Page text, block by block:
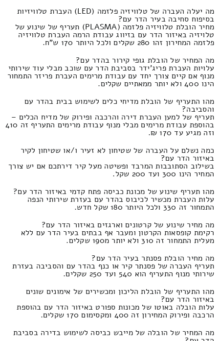
מה יעלה העברה של טלוויזיה פלזמה (LED) העברת טלוויזיות
בסיפוח סחיבה בעיר הדר עם?
מחיר הובלת טלוויזיה פלזמה (PLASMA) תעריף של שינוע של
טלויזיה באיזור הדר עם בזיווג עבודת הרמה העברת טלוויזיה
פלזמה המחירון זהו 280 שקלים ולכל היותר 170 ש"ח.
מה המחיר של הובלת גופי קירור בהדר עם?
עלויות העברת פריג'ידר בסביבת הדר עם שוכב מבלי עוד שירותי
מנוף אם קיים צורך יחד עם עבודת מרימים העברת פריזר התמחור
הינו 400 ולא יותר ממאתיים שקלים.
מהו התעריף של הובלת מדיחי כלים לשימוש בבית בהדר עם
והסביבה?
תעריף של למען העברת דירה והרכבה ופירוק של מדיח הכלים –
בהוספת עבודת מרימים מבלי מנוף עבודת מרימים התעריף זה 410
וזה מגיע עד 170 ₪.
כמה נשלם על העברה של שטיחון לא זעיר ו/או שטיחון לקיר
באיזור הדר עם?
בשילוב הסתובבות המרבד ופשיטה מעל קיר דירתכם אם יש צורך
המחיר הינו 300 ועד 200 שקל.
מהו תעריף שינוע של מכונת כביסה פתח קדמי באיזור הדר עם?
עלות העברת מכשיר לכיבוס בהדר עם בעזרת שירותי הנפה
התמחור זה 330 ולכל היותר 180 שקל חדש.
מה מחיר שינוע של קרטונים וארגזים באיזור הדר עם?
רקימת קופסאות הקרטון ומעבר אף בבתים בעיר הדר עם ללא
מעלית התמחור זה 310 ולא יותר מ190 שקלים.
מה מחיר הובלת פסנתר בעיר הדר עם?
תעריף העברה של פסנתר קיר או כנף בהדר עם והסביבה בעזרת
שירותי מנוף התעריף הוא 540 ועד 250 שקלים.
מהו התעריף של הובלת הליכון ומכשירים של אימונים שונים
באיזור הדר עם?
עלות הובלה באוטו של מכונות ספורט באיזור הדר עם בהוספת
הרכבה ופירוק המחירון זה 400 ומקסימום 170 שקלים.
מה המחיר של הובלה של מייבש כביסה לשימוש בדירה בסביבת